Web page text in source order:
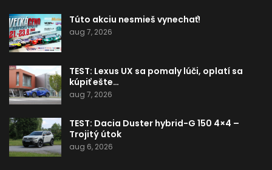
Túto akciu nesmieš vynechať!
aug 7, 2026
TEST: Lexus UX sa pomaly lúči, oplatí sa
kúpiť ešte…
aug 7, 2026
TEST: Dacia Duster hybrid-G 150 4×4 –
Trojitý útok
aug 6, 2026